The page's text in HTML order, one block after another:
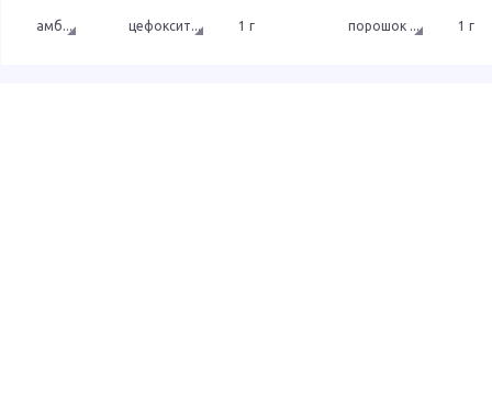
амб... цефоксит... 1 г порошок ... 1 г